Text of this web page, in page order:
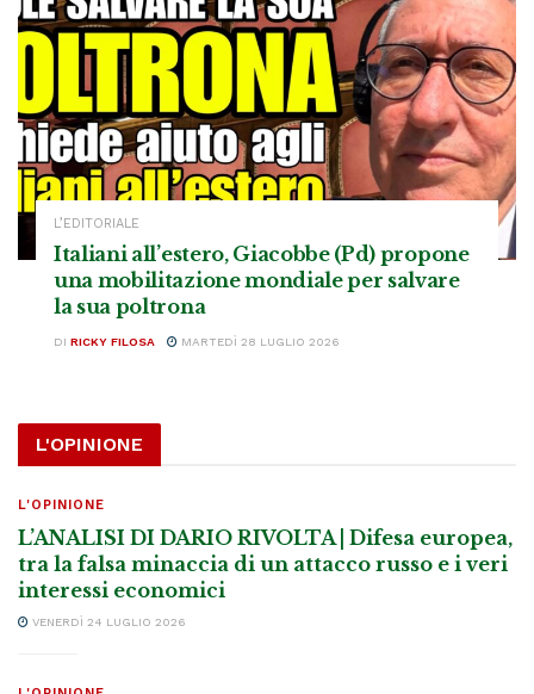
L’EDITORIALE
Italiani all’estero, Giacobbe (Pd) propone
una mobilitazione mondiale per salvare
la sua poltrona
DI RICKY FILOSA MARTEDÌ 28 LUGLIO 2026
L'OPINIONE
L'OPINIONE
L’ANALISI DI DARIO RIVOLTA | Difesa europea,
tra la falsa minaccia di un attacco russo e i veri
interessi economici
VENERDÌ 24 LUGLIO 2026